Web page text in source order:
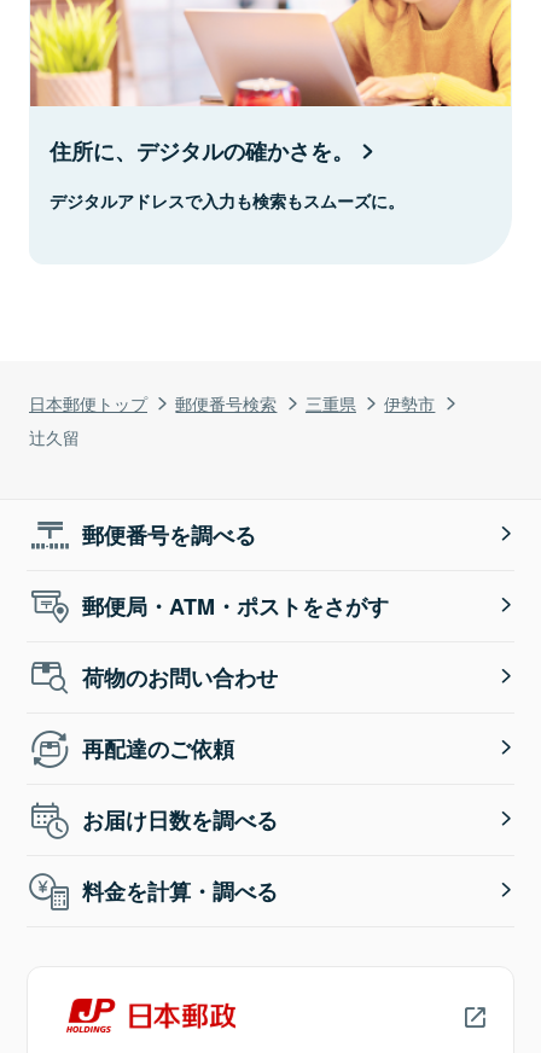
日本郵便トップ 郵便番号検索 三重県
伊勢市
辻久留
住所に、デジタルの確かさを。
デジタルアドレスで入力も検索もスムーズに。
郵便番号を調べる
郵便局・ATM・ポストをさがす
荷物のお問い合わせ
再配達のご依頼
お届け日数を調べる
料金を計算・調べる